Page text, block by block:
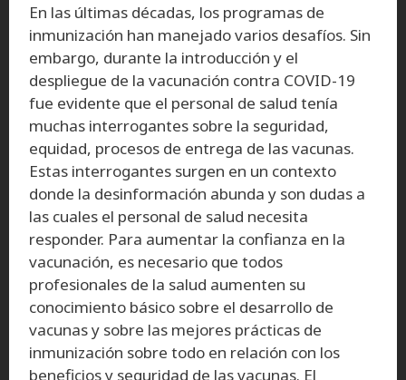
En las últimas décadas, los programas de
inmunización han manejado varios desafíos. Sin
embargo, durante la introducción y el
despliegue de la vacunación contra COVID-19
fue evidente que el personal de salud tenía
muchas interrogantes sobre la seguridad,
equidad, procesos de entrega de las vacunas.
Estas interrogantes surgen en un contexto
donde la desinformación abunda y son dudas a
las cuales el personal de salud necesita
responder. Para aumentar la confianza en la
vacunación, es necesario que todos
profesionales de la salud aumenten su
conocimiento básico sobre el desarrollo de
vacunas y sobre las mejores prácticas de
inmunización sobre todo en relación con los
beneficios y seguridad de las vacunas. El